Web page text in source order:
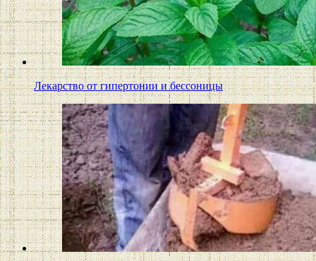
Лекарство от гипертонии и бессоницы